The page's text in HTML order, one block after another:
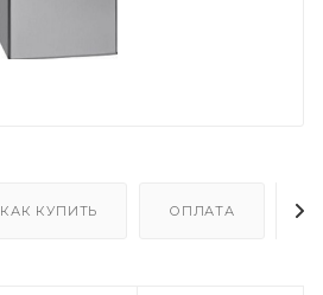
КАК КУПИТЬ ОПЛАТА